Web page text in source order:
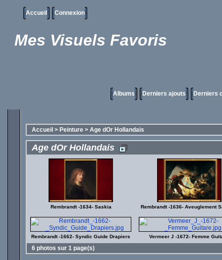
Accueil Connexion
Mes Visuels Favoris
Albums Derniers ajouts Derniers
Accueil > Peinture > Age dOr Hollandais
Age dOr Hollandais
Rembrandt -1634- Saskia Rembrandt -1636- Aveuglement
Rembrandt -1662- Syndic Guide Drapiers Vermeer J -1672- Femme
6 photos sur 1 page(s)